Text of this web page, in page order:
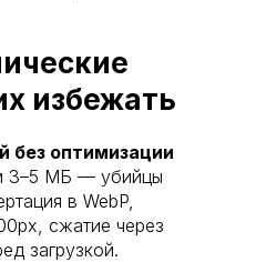
избежать
без оптимизации
3–5 МБ — убийцы
в WebP,
сжатие через
загрузкой.